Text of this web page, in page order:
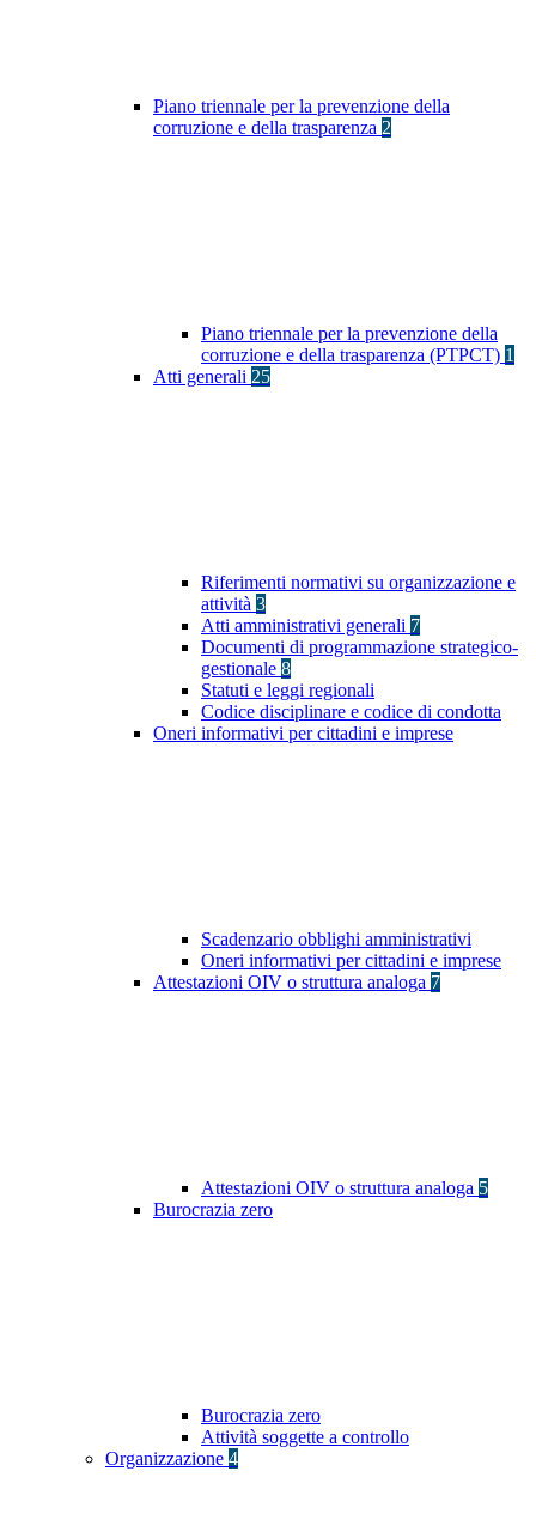
Piano triennale per la prevenzione della
corruzione e della trasparenza 2
Piano triennale per la prevenzione della
corruzione e della trasparenza (PTPCT) 1
Atti generali 25
Riferimenti normativi su organizzazione e
attività 3
Atti amministrativi generali 7
Documenti di programmazione strategico-
gestionale 8
Statuti e leggi regionali
Codice disciplinare e codice di condotta
Oneri informativi per cittadini e imprese
Scadenzario obblighi amministrativi
Oneri informativi per cittadini e imprese
Attestazioni OIV o struttura analoga 7
Attestazioni OIV o struttura analoga 5
Burocrazia zero
Burocrazia zero
Attività soggette a controllo
Organizzazione 4